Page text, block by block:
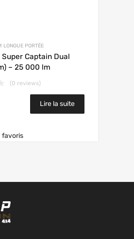
LONGUE PORTÉE
Captain Dual
– 25 000 lm
(0 reviews)
Lire la suite
favoris